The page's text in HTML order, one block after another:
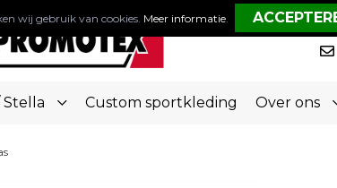
Stella Custom sportkleding Over ons
wij gebruik van cookies. Meer informatie.